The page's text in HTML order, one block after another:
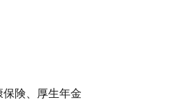
険、厚生年金